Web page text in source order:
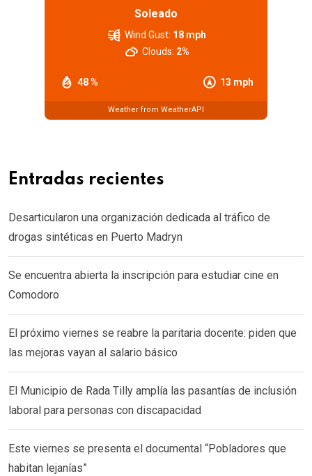
Soleado
48 % 13 mph
Wind Gust: 18 mph
Clouds: 2%
Weather from WeatherAPI
Entradas recientes
Desarticularon una organización dedicada al tráfico de
drogas sintéticas en Puerto Madryn
Se encuentra abierta la inscripción para estudiar cine en
Comodoro
El próximo viernes se reabre la paritaria docente: piden que
las mejoras vayan al salario básico
El Municipio de Rada Tilly amplía las pasantías de inclusión
laboral para personas con discapacidad
Este viernes se presenta el documental “Pobladores que
habitan lejanías”